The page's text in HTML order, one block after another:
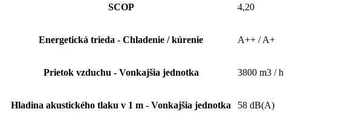
SCOP 4,20
Energetická trieda - Chladenie / kúrenie A++ / A+
Prietok vzduchu - Vonkajšia jednotka 3800 m3 / h
Hladina akustického tlaku v 1 m - Vonkajšia jednotka 58 dB(A)